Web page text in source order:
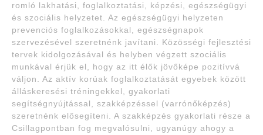
romló lakhatási, foglalkoztatási, képzési, egészségügyi
és szociális helyzetet. Az egészségügyi helyzeten
prevenciós foglalkozásokkal, egészségnapok
szervezésével szeretnénk javítani. Közösségi fejlesztési
tervek kidolgozásával és helyben végzett szociális
munkával érjük el, hogy az itt élők jövőképe pozitívvá
váljon. Az aktív korúak foglalkoztatását egyebek között
álláskeresési tréningekkel, gyakorlati
segítségnyújtással, szakképzéssel (varrónőképzés)
szeretnénk elősegíteni. A szakképzés gyakorlati része a
Csillagpontban fog megvalósulni, ugyanúgy ahogy a